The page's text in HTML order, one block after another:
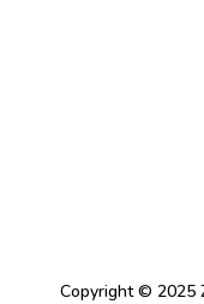
Copyright © 2025